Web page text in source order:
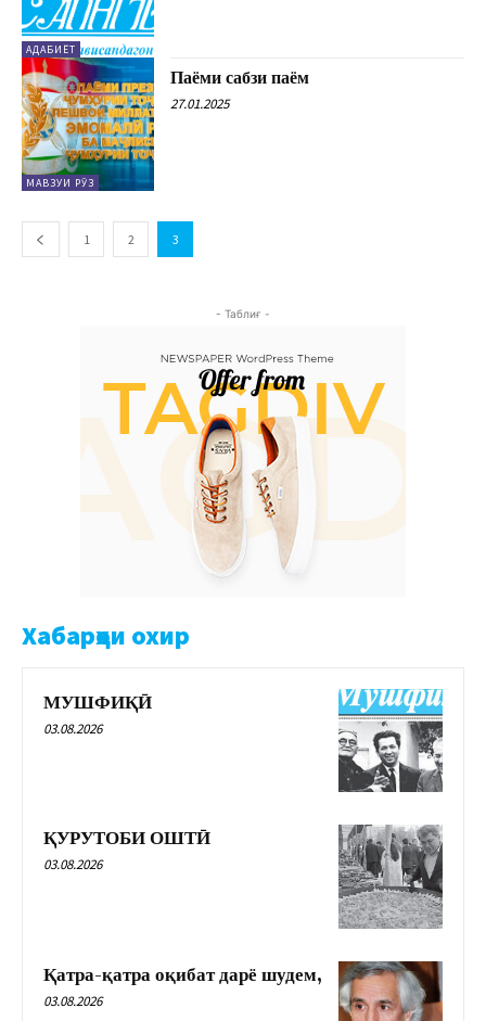
АДАБИЁТ
МАВЗУИ РӮЗ
Паёми сабзи паём
27.01.2025
1 2 3
- Таблиғ -
Хабарҳои охир
МУШФИҚӢ
03.08.2026
ҚУРУТОБИ ОШТӢ
03.08.2026
Қатра-қатра оқибат дарё шудем,
03.08.2026